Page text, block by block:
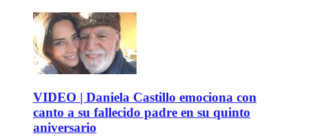
VIDEO | Daniela Castillo emociona con
canto a su fallecido padre en su quinto
aniversario